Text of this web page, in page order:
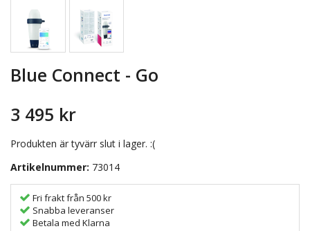
Blue Connect - Go
3 495 kr
Produkten är tyvärr slut i lager. :(
Artikelnummer: 73014
Fri frakt från 500 kr
Snabba leveranser
Betala med Klarna